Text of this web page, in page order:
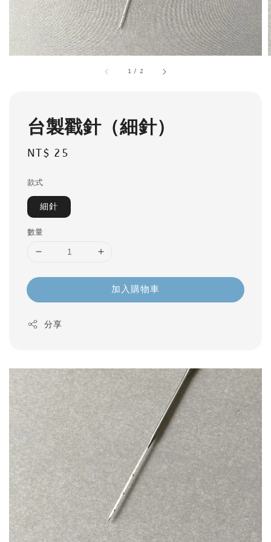
1 / 2
台製戳針（細針）
Regular
NT$ 25
款式
細針
數量
加入購物車
分享